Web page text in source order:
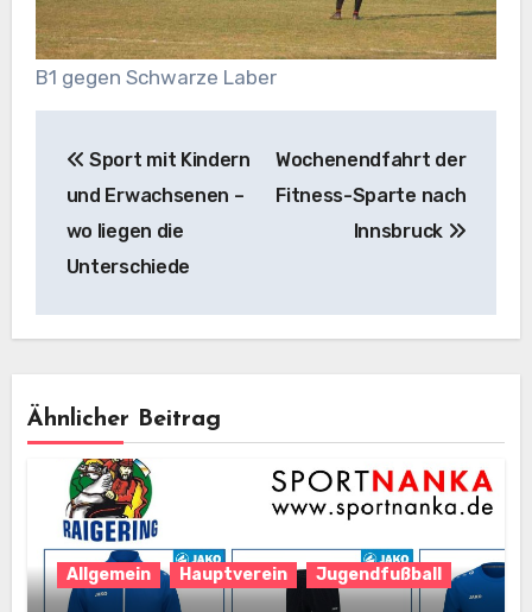
B1 gegen Schwarze Laber
Sport mit Kindern
und Erwachsenen –
wo liegen die
Unterschiede
Wochenendfahrt der
Fitness-Sparte nach
Innsbruck
Ähnlicher Beitrag
Allgemein Hauptverein Jugendfußball